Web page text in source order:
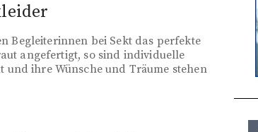
Begleiterinnen bei Sekt das perfekte
angefertigt, so sind individuelle
ihre Wünsche und Träume stehen